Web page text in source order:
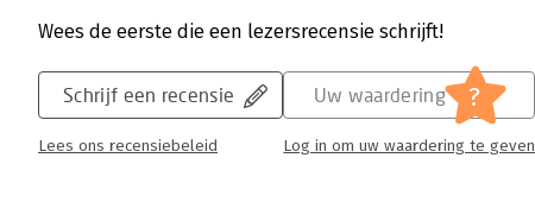
Wees de eerste die een lezersrecensie schrijft!
Schrijf een recensie
Lees ons recensiebeleid
Uw waardering ?
Log in om uw waardering te geven